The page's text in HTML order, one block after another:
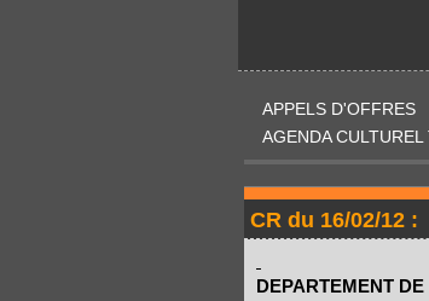
APPELS D'OFFRES
AGENDA CULTUREL
CR du 16/02/12 :
DEPARTEMENT DE